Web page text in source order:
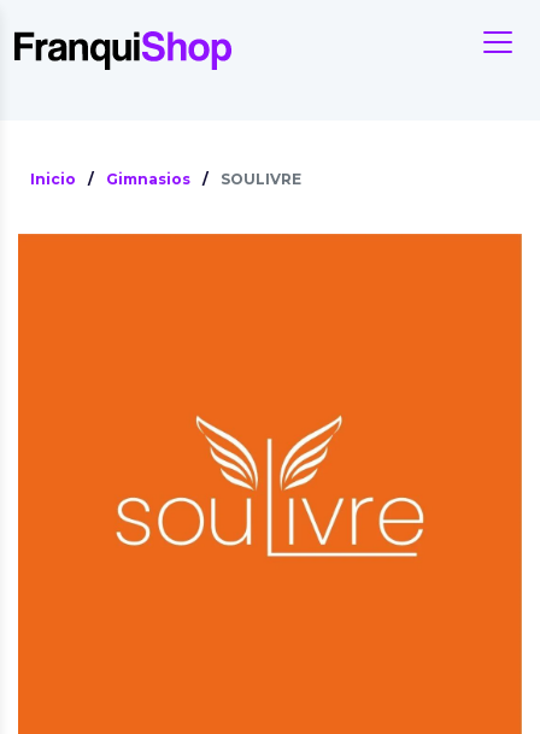
Inicio / Gimnasios / SOULIVRE